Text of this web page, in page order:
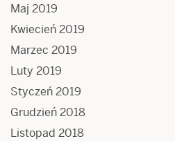
Maj 2019
Kwiecień 2019
Marzec 2019
Luty 2019
Styczeń 2019
Grudzień 2018
Listopad 2018